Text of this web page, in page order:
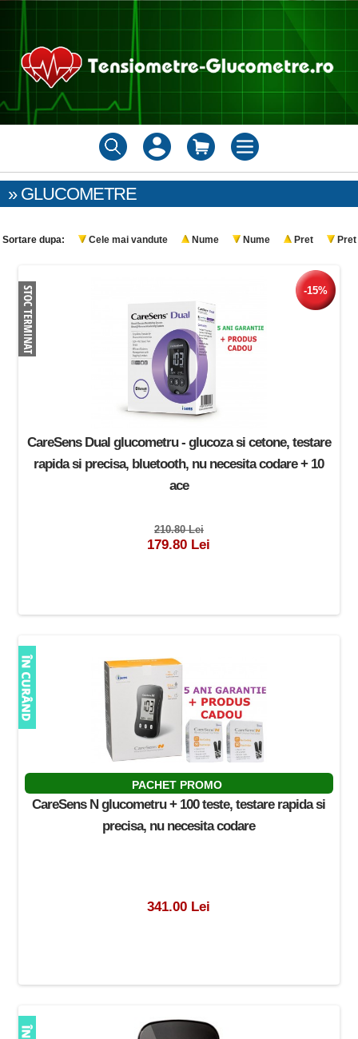
» GLUCOMETRE
Sortare dupa: Cele mai vandute Nume Nume Pret Pret
-15%
CareSens Dual glucometru - glucoza si cetone, testare
rapida si precisa, bluetooth, nu necesita codare + 10
ace
210.80 Lei
179.80 Lei
PACHET PROMO
CareSens N glucometru + 100 teste, testare rapida si
precisa, nu necesita codare
341.00 Lei